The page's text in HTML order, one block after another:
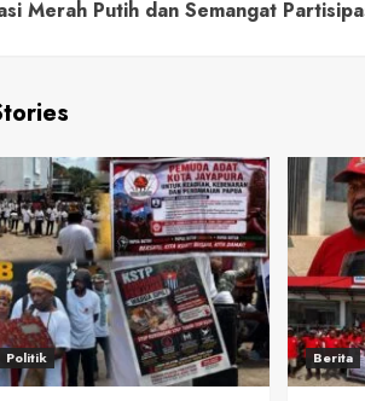
Merah Putih dan Semangat
Politik Berita